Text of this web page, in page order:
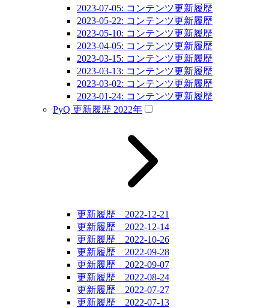
2023-07-05: コンテンツ更新履歴
2023-05-22: コンテンツ更新履歴
2023-05-10: コンテンツ更新履歴
2023-04-05: コンテンツ更新履歴
2023-03-15: コンテンツ更新履歴
2023-03-13: コンテンツ更新履歴
2023-03-02: コンテンツ更新履歴
2023-01-24: コンテンツ更新履歴
PyQ 更新履歴 2022年
更新履歴 2022-12-21
更新履歴 2022-12-14
更新履歴 2022-10-26
更新履歴 2022-09-28
更新履歴 2022-09-07
更新履歴 2022-08-24
更新履歴 2022-07-27
更新履歴 2022-07-13